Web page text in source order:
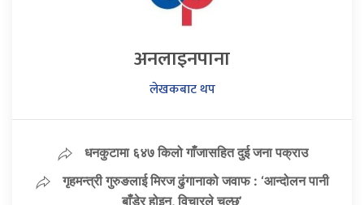
अनलाइनपाना
लेखकबाट थप
धनकुटामा ६४७ किलो गाँजासहित दुई जना पक्राउ
गृहमन्त्री गुरुङलाई मिरज ढुंगानाको जवाफ : ‘आन्दोलन पानी
बाँडेर होइन, विचारले चल्छ’